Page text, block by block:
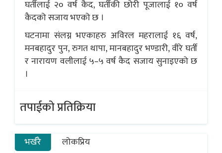
घर्तीलाई २० वर्ष कैद, घर्तीकी छोरी पूजालाई १० वर्ष
कैदको सजाय भएको छ ।
घटनामा संलग्न भएकाहरु अविरल महरालाई १६ वर्ष,
मनबहादुर पुन, रुगत थापा, मानबहादुर भण्डारी, वीरे घर्ती
र नारायण वलीलाई ५–५ वर्ष कैद सजाय सुनाइएको छ
।
तपाईको प्रतिक्रिया
भर्खरै
लोकप्रिय